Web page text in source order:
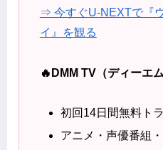
⇒ 今すぐU-NEXTで『
イ』を観る
🔥DMM TV（ディーエム
初回14日間無料ト
アニメ・声優番組